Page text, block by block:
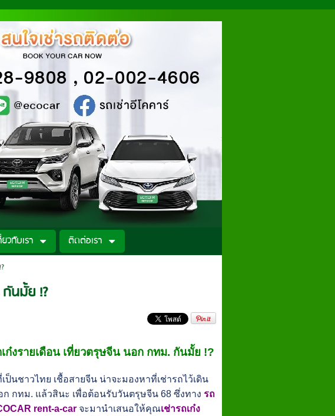
ยวกับเรา ติดต่อเรา
กันมั้ย !?
เก๋งรายเดือน เที่ยวตรุษจีน นอก กทม. กันมั้ย !?
ป็นชาวไทย เชื้อสายจีน น่าจะมองหาที่เช่ารถไว้เดิน
ก กทม. แล้วสินะ เพื่อต้อนรับวันตรุษจีน 68 ซึ่งทางรถ
rent-a-car จะมานำเสนอให้คุณเช่ารถเก๋ง